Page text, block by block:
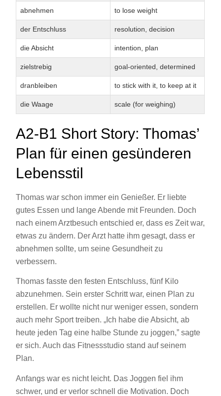
abnehmen to lose weight
der Entschluss resolution, decision
die Absicht intention, plan
zielstrebig goal-oriented, determined
dranbleiben to stick with it, to keep at it
die Waage scale (for weighing)
A2-B1 Short Story: Thomas’
Plan für einen gesünderen
Lebensstil
Thomas war schon immer ein Genießer. Er liebte
gutes Essen und lange Abende mit Freunden. Doch
nach einem Arztbesuch entschied er, dass es Zeit war,
etwas zu ändern. Der Arzt hatte ihm gesagt, dass er
abnehmen sollte, um seine Gesundheit zu
verbessern.
Thomas fasste den festen Entschluss, fünf Kilo
abzunehmen. Sein erster Schritt war, einen Plan zu
erstellen. Er wollte nicht nur weniger essen, sondern
auch mehr Sport treiben. „Ich habe die Absicht, ab
heute jeden Tag eine halbe Stunde zu joggen,” sagte
er sich. Auch das Fitnessstudio stand auf seinem
Plan.
Anfangs war es nicht leicht. Das Joggen fiel ihm
schwer, und er verlor schnell die Motivation. Doch